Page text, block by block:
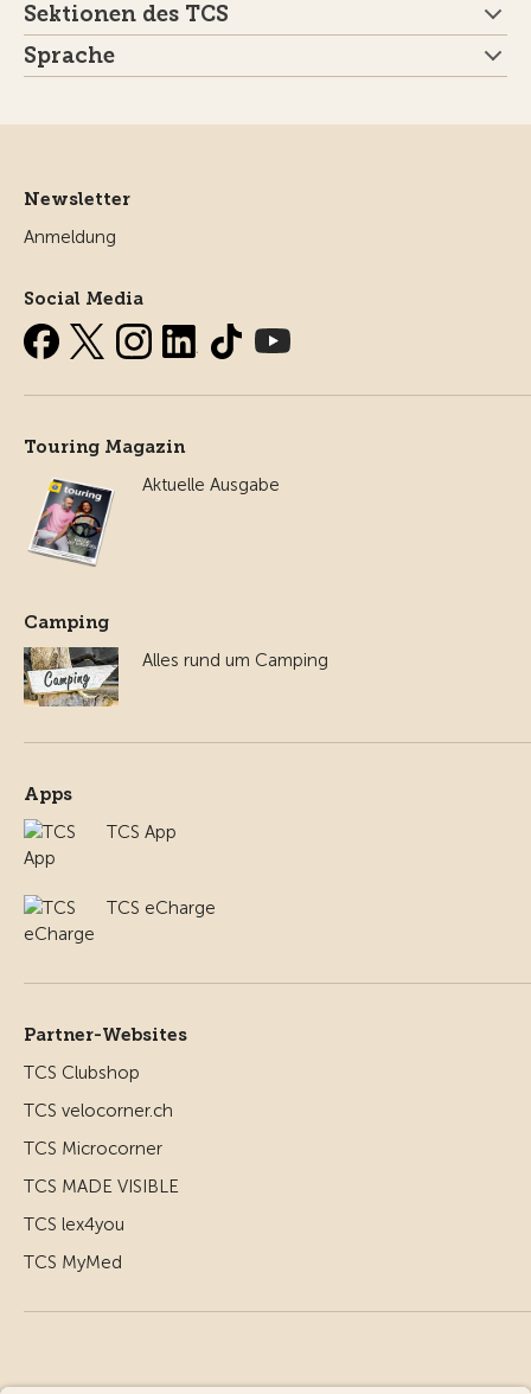
Sektionen des TCS
Sprache
Newsletter
Anmeldung
Social Media
Touring Magazin
Aktuelle Ausgabe
Camping
Alles rund um Camping
Apps
TCS App
TCS eCharge
Partner-Websites
TCS Clubshop
TCS velocorner.ch
TCS Microcorner
TCS MADE VISIBLE
TCS lex4you
TCS MyMed